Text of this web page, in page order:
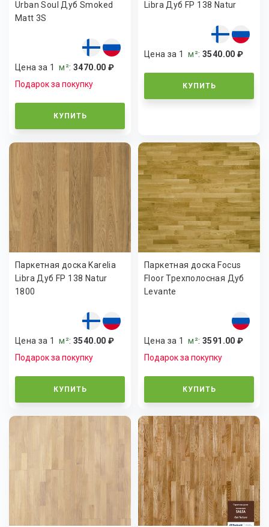
Urban Soul Дуб Smoked
Matt 3S
Цена за 1м²:3470.00 ₽
Подарок за покупку
КУПИТЬ
Libra Дуб FP 138 Natur
Цена за 1м²:3540.00 ₽
КУПИТЬ
Паркетная доска Karelia
Libra Дуб FP 138 Natur
1800
Цена за 1м²:3540.00 ₽
Подарок за покупку
КУПИТЬ
Паркетная доска Focus
Floor Трехполосная Дуб
Levante
Цена за 1м²:3591.00 ₽
Подарок за покупку
КУПИТЬ